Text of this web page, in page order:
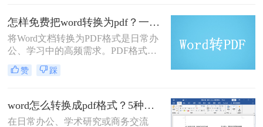
文档怎么转化为pdf文档，并给出多种
方法及其步骤。
怎样免费把word转换为pdf？一文掌握所有常用方法！
将Word文档转换为PDF格式是日常办
公、学习中的高频需求。PDF格式能
确保文件内容在不同设备上显示一
致，且不易被篡改。那么怎样免费把
种免费转换方法，助你高效完成转
换。
赞 踩
word怎么转换成pdf格式？5种高效方法详解与场景应用！
在日常办公、学术研究或商务交流